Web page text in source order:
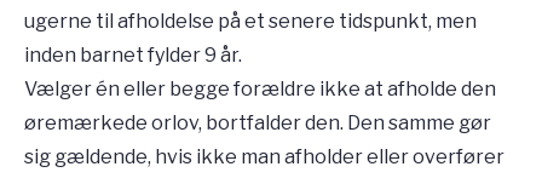
ugerne til afholdelse på et senere tidspunkt, men
inden barnet fylder 9 år.
Vælger én eller begge forældre ikke at afholde den
øremærkede orlov, bortfalder den. Den samme gør
sig gældende, hvis ikke man afholder eller overfører